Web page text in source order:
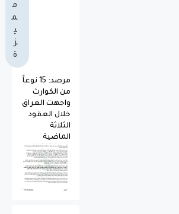
م
م
ي
ز
ة
مرصد: 15 نوعاً
من الكوارث
واجهت العراق
خلال العقود
الثلاثة
الماضية